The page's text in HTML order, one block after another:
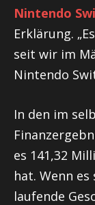
Nintendo
Erklärung.
seit wir im
Nintendo
In den im
es 141,32
hat. Wenn
laufende